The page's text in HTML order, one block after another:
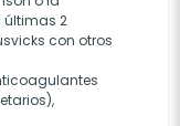
últimas 2
con otros